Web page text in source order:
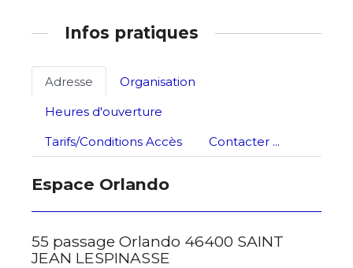
Infos pratiques
Adresse
Organisation
Heures d'ouverture
Tarifs/Conditions Accès
Contacter ...
Espace Orlando
55 passage Orlando 46400 SAINT
JEAN LESPINASSE